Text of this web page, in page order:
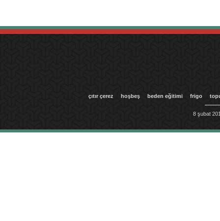
çıtır çerez hoşbeş beden eğitimi frigo
8 şubat